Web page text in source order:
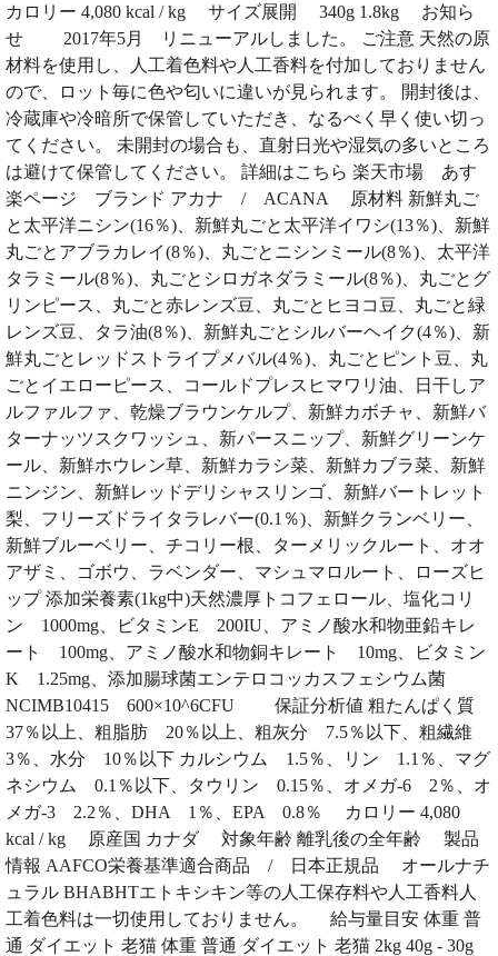
カロリー 4,080 kcal / kg サイズ展開 340g 1.8kg お知ら
せ 2017年5月 リニューアルしました。 ご注意 天然の原
材料を使用し、人工着色料や人工香料を付加しておりません
ので、ロット毎に色や匂いに違いが見られます。 開封後は、
冷蔵庫や冷暗所で保管していただき、なるべく早く使い切っ
てください。 未開封の場合も、直射日光や湿気の多いところ
は避けて保管してください。 詳細はこちら 楽天市場 あす
楽ページ ブランド アカナ / ACANA 原材料 新鮮丸ご
と太平洋ニシン(16％)、新鮮丸ごと太平洋イワシ(13％)、新鮮
丸ごとアブラカレイ(8％)、丸ごとニシンミール(8％)、太平洋
タラミール(8％)、丸ごとシロガネダラミール(8％)、丸ごとグ
リンピース、丸ごと赤レンズ豆、丸ごとヒヨコ豆、丸ごと緑
レンズ豆、タラ油(8％)、新鮮丸ごとシルバーヘイク(4％)、新
鮮丸ごとレッドストライプメバル(4％)、丸ごとピント豆、丸
ごとイエローピース、コールドプレスヒマワリ油、日干しア
ルファルファ、乾燥ブラウンケルプ、新鮮カボチャ、新鮮バ
ターナッツスクワッシュ、新パースニップ、新鮮グリーンケ
ール、新鮮ホウレン草、新鮮カラシ菜、新鮮カブラ菜、新鮮
ニンジン、新鮮レッドデリシャスリンゴ、新鮮バートレット
梨、フリーズドライタラレバー(0.1％)、新鮮クランベリー、
新鮮ブルーベリー、チコリー根、ターメリックルート、オオ
アザミ、ゴボウ、ラベンダー、マシュマロルート、ローズヒ
ップ 添加栄養素(1kg中)天然濃厚トコフェロール、塩化コリ
ン 1000mg、ビタミンE 200IU、アミノ酸水和物亜鉛キレ
ート 100mg、アミノ酸水和物銅キレート 10mg、ビタミン
K 1.25mg、添加腸球菌エンテロコッカスフェシウム菌
NCIMB10415 600×10^6CFU 保証分析値 粗たんぱく質
37％以上、粗脂肪 20％以上、粗灰分 7.5％以下、粗繊維
3％、水分 10％以下 カルシウム 1.5％、リン 1.1％、マグ
ネシウム 0.1％以下、タウリン 0.15％、オメガ-6 2％、オ
メガ-3 2.2％、DHA 1％、EPA 0.8％ カロリー 4,080
kcal / kg 原産国 カナダ 対象年齢 離乳後の全年齢 製品
情報 AAFCO栄養基準適合商品 / 日本正規品 オールナチ
ュラル BHABHTエトキシキン等の人工保存料や人工香料人
工着色料は一切使用しておりません。 給与量目安 体重 普
通 ダイエット 老猫 体重 普通 ダイエット 老猫 2kg 40g - 30g